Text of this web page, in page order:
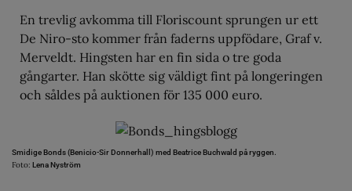
En trevlig avkomma till Floriscount sprungen ur ett
De Niro-sto kommer från faderns uppfödare, Graf v.
Merveldt. Hingsten har en fin sida o tre goda
gångarter. Han skötte sig väldigt fint på longeringen
och såldes på auktionen för 135 000 euro.
Smidige Bonds (Benicio-Sir Donnerhall) med Beatrice Buchwald på ryggen.
Foto: Lena Nyström